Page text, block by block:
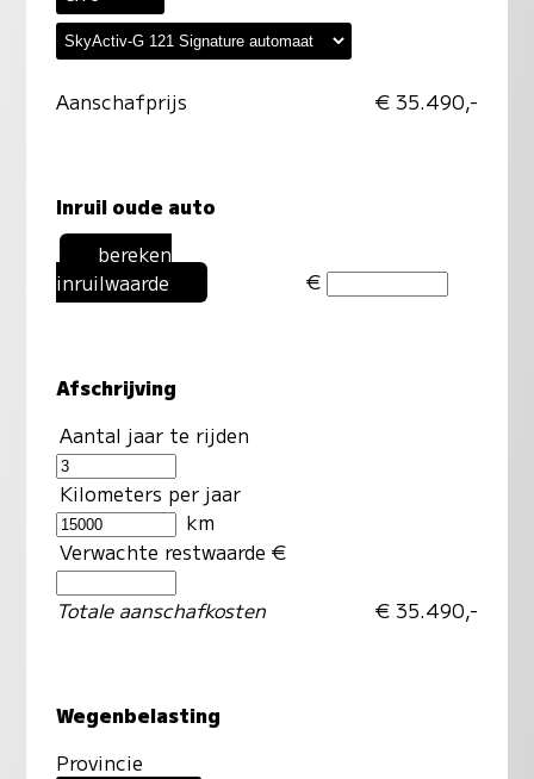
Aanschafprijs € 35.490,-
Inruil oude auto
bereken
inruilwaarde
€
Afschrijving
Aantal jaar te rijden
Kilometers per jaar
km
Verwachte restwaarde €
Totale aanschafkosten € 35.490,-
Wegenbelasting
Provincie